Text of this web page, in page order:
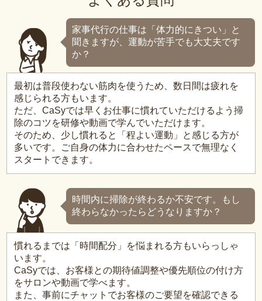
家事代行の仕事は「体力的にきつい」と
聞きますが、運動が苦手でも大丈夫です
か？
最初は普段使わない筋肉を使うため、数日間は疲れを
感じられる方もいます。
ただ、CaSyでは早くお仕事に慣れていただけるよう掃
除のコツを研修や動画で学んでいただけます。
そのため、少し慣れると「程よい運動」と感じる方が
多いです。ご自身の体力に合わせたペースで無理なく
スタートできます。
時間内に掃除が終わるか不安です。もし
終わらなかったらどうなりますか？
慣れるまでは「時間配分」を悩まれる方もいらっしゃ
います。
CaSyでは、お客様との期待値調整や優先順位の付け方
をサロンや動画で学べます。
また、事前にチャットでお客様のご要望を確認できる